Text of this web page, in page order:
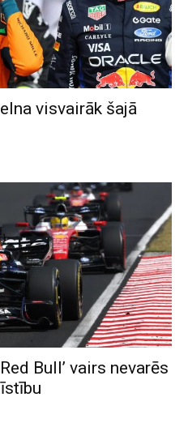
visvairāk šajā
Bull’ vairs nevarēs